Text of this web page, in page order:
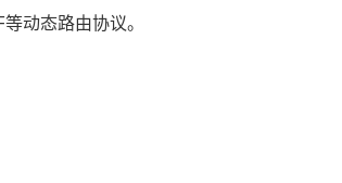
动态路由协议。